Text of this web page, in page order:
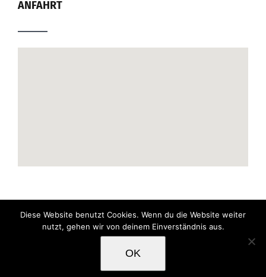
ANFAHRT
Rechte vorbehalten |Datenschutzerklärung
Diese Website benutzt Cookies. Wenn du die Website weiter
nutzt, gehen wir von deinem Einverständnis aus.
OK